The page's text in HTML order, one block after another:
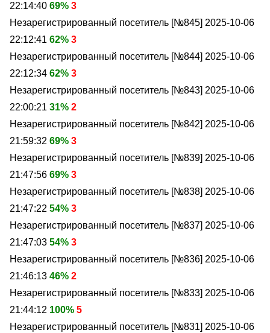
22:14:40 69% 3
Незарегистрированный посетитель [№845] 2025-10-06
22:12:41 62% 3
Незарегистрированный посетитель [№844] 2025-10-06
22:12:34 62% 3
Незарегистрированный посетитель [№843] 2025-10-06
22:00:21 31% 2
Незарегистрированный посетитель [№842] 2025-10-06
21:59:32 69% 3
Незарегистрированный посетитель [№839] 2025-10-06
21:47:56 69% 3
Незарегистрированный посетитель [№838] 2025-10-06
21:47:22 54% 3
Незарегистрированный посетитель [№837] 2025-10-06
21:47:03 54% 3
Незарегистрированный посетитель [№836] 2025-10-06
21:46:13 46% 2
Незарегистрированный посетитель [№833] 2025-10-06
21:44:12 100% 5
Незарегистрированный посетитель [№831] 2025-10-06